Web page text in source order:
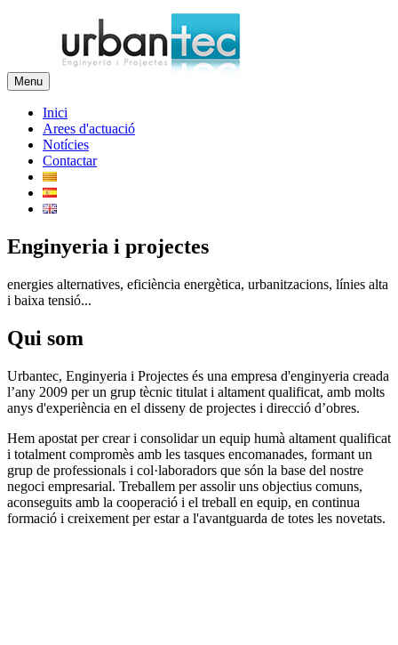
Menu
Inici
Arees d'actuació
Notícies
Contactar
Enginyeria i projectes
energies alternatives, eficiència energètica, urbanitzacions, línies alta
i baixa tensió...
Qui som
Urbantec, Enginyeria i Projectes és una empresa d'enginyeria creada
l’any 2009 per un grup tècnic titulat i altament qualificat, amb molts
anys d'experiència en el disseny de projectes i direcció d’obres.
Hem apostat per crear i consolidar un equip humà altament qualificat
i totalment compromès amb les tasques encomanades, formant un
grup de professionals i col·laboradors que són la base del nostre
negoci empresarial. Treballem per assolir uns objectius comuns,
aconseguits amb la cooperació i el treball en equip, en continua
formació i creixement per estar a l'avantguarda de totes les novetats.